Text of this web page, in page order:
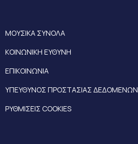
ΜΟΥΣΙΚΑ ΣΥΝΟΛΑ
ΚΟΙΝΩΝΙΚΗ ΕΥΘΥΝΗ
ΕΠΙΚΟΙΝΩΝΙΑ
ΥΠΕΥΘΥΝΟΣ ΠΡΟΣΤΑΣΙΑΣ ΔΕΔΟΜΕΝΩΝ
ΡΥΘΜΙΣΕΙΣ COOKIES